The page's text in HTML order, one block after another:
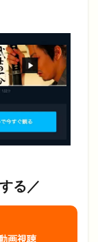
る／
画視聴